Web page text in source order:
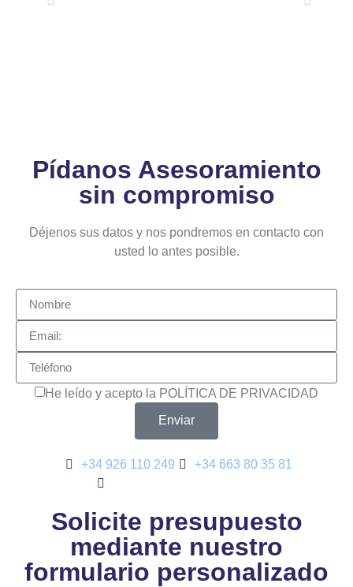
Pídanos Asesoramiento
sin compromiso
Déjenos sus datos y nos pondremos en contacto con
usted lo antes posible.
He leído y acepto la POLÍTICA DE PRIVACIDAD
Enviar
+34 926 110 249
+34 663 80 35 81
Solicite presupuesto
mediante nuestro
formulario personalizado